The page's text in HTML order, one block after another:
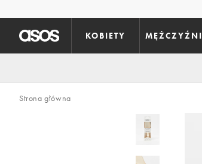
KOBIETY MĘŻCZYŹNI
Strona główna